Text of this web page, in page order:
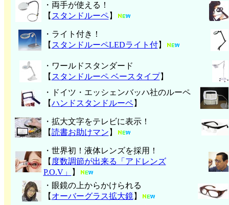
・両手が使える！
【 スタンドルーペ】
・ライト付き！
【 スタンドルーペLEDライト付】
・ワールドスタンダード
【 スタンドルーペ ベースタイプ】
・ドイツ・エッシェンバッハ社のルーペ
【ハンド スタンドルーペ】
・拡大文字をテレビに表示！
【読書お助けマン 】
・世界初！液体レンズを採用！
【 度数調節が出来る「アドレンズ
P.O.V」
】
・眼鏡の上からかけられる
【 オーバーグラス拡大鏡】